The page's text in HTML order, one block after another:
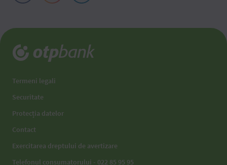
Termeni legali
Securitate
Protecția datelor
Contact
Exercitarea dreptului de avertizare
Telefonul consumatorului - 022 85 95 95